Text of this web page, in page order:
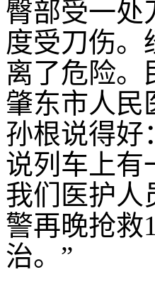
臀部受一处
度受刀伤。
离了危险。
肇东市人民
孙根说得好
说列车上有
我们医护人
警再晚抢救
治。”